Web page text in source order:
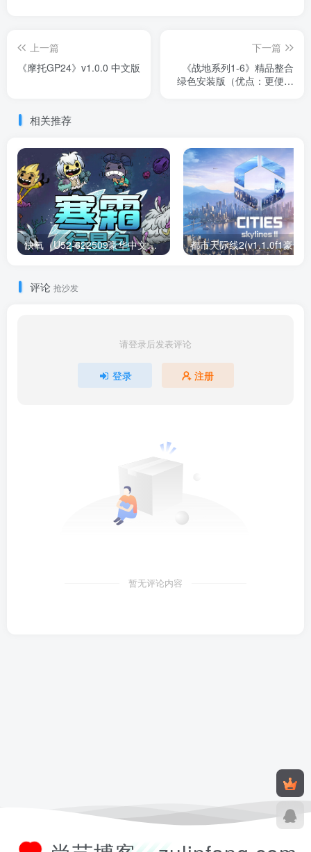
上一篇
《摩托GP24》v1.0.0 中文版
下一篇
《战地系列1-6》精品整合
绿色安装版（优点：更便携
相关推荐
缺氧（U52-622509豪华中文版）下载
评论 抢沙发
请登录后发表评论
登录 注册
暂无评论内容